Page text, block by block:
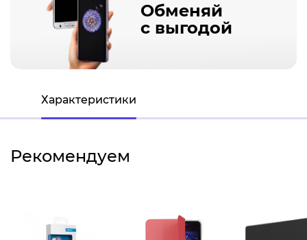
Обменяй
с выгодой
Характеристики
Рекомендуем